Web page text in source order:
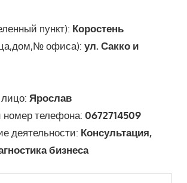
пункт): Коростень
офиса): ул. Сакко и
лицо: Ярослав
номер телефона: 0672714509
деятельности: Консультация,
бизнеса